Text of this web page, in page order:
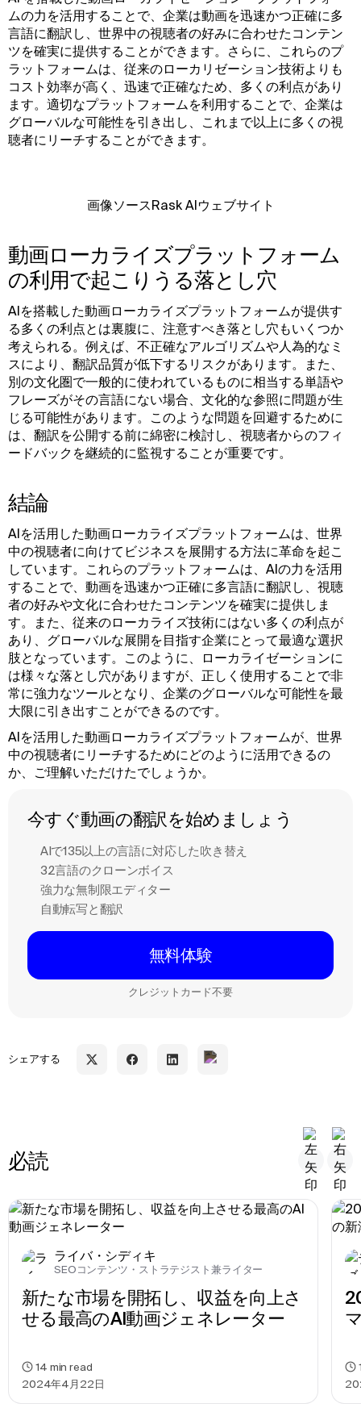
ムの力を活用することで、企業は動画を迅速かつ正確に多
言語に翻訳し、世界中の視聴者の好みに合わせたコンテン
ツを確実に提供することができます。さらに、これらのプ
ラットフォームは、従来のローカリゼーション技術よりも
コスト効率が高く、迅速で正確なため、多くの利点があり
ます。適切なプラットフォームを利用することで、企業は
グローバルな可能性を引き出し、これまで以上に多くの視
聴者にリーチすることができます。
画像ソースRask AIウェブサイト
動画ローカライズプラットフォーム
の利用で起こりうる落とし穴
AIを搭載した動画ローカライズプラットフォームが提供す
る多くの利点とは裏腹に、注意すべき落とし穴もいくつか
考えられる。例えば、不正確なアルゴリズムや人為的なミ
スにより、翻訳品質が低下するリスクがあります。また、
別の文化圏で一般的に使われているものに相当する単語や
フレーズがその言語にない場合、文化的な参照に問題が生
じる可能性があります。このような問題を回避するために
は、翻訳を公開する前に綿密に検討し、視聴者からのフィ
ードバックを継続的に監視することが重要です。
結論
AIを活用した動画ローカライズプラットフォームは、世界
中の視聴者に向けてビジネスを展開する方法に革命を起こ
しています。これらのプラットフォームは、AIの力を活用
することで、動画を迅速かつ正確に多言語に翻訳し、視聴
者の好みや文化に合わせたコンテンツを確実に提供しま
す。また、従来のローカライズ技術にはない多くの利点が
あり、グローバルな展開を目指す企業にとって最適な選択
肢となっています。このように、ローカライゼーションに
は様々な落とし穴がありますが、正しく使用することで非
常に強力なツールとなり、企業のグローバルな可能性を最
大限に引き出すことができるのです。
AIを活用した動画ローカライズプラットフォームが、世界
中の視聴者にリーチするためにどのように活用できるの
か、ご理解いただけたでしょうか。
今すぐ動画の翻訳を始めましょう
AIで135以上の言語に対応した吹き替え
32言語のクローンボイス
強力な無制限エディター
自動転写と翻訳
無料体験
クレジットカード不要
シェアする
必読
ライバ・シディキ
SEOコンテンツ・ストラテジスト兼ライター
新たな市場を開拓し、収益を向上さ
せる最高のAI動画ジェネレーター
2024年4月22日
14 min read